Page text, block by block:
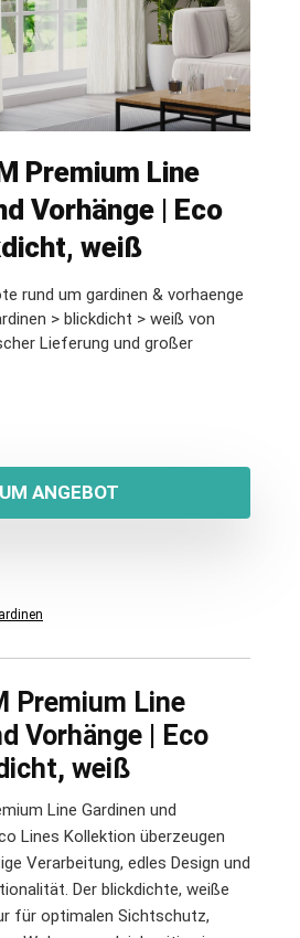
Premium Line
Vorhänge | Eco
weiß
rund um gardinen & vorhaenge
> blickdicht > weiß von
Lieferung und großer
ANGEBOT
Premium Line
Vorhänge | Eco
weiß
Line Gardinen und
Lines Kollektion überzeugen
Verarbeitung, edles Design und
Der blickdichte, weiße
für optimalen Sichtschutz,